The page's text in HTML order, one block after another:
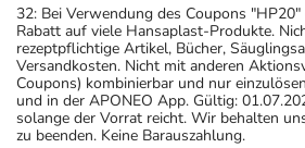
32: Bei Verwendung des Coupons
Rabatt auf viele Hansaplast-Produkte.
rezeptpflichtige Artikel, Bücher,
Versandkosten. Nicht mit anderen
Coupons) kombinierbar und nur
und in der APONEO App. Gültig:
solange der Vorrat reicht. Wir behalten
zu beenden. Keine Barauszahlung.